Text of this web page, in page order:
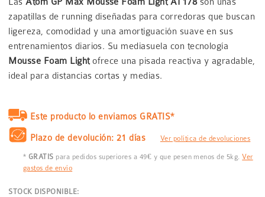
zapatillas de running diseñadas para corredoras que buscan
ligereza, comodidad y una amortiguación suave en sus
entrenamientos diarios. Su mediasuela con tecnología
Mousse Foam Lightofrece una pisada reactiva y agradable,
ideal para distancias cortas y medias.
Este producto lo enviamos GRATIS*
Plazo de devolución: 21 días Ver política de devoluciones
* GRATIS para pedidos superiores a 49€ y que pesen menos de 5kg.Ver
gastos de envío
STOCK DISPONIBLE: